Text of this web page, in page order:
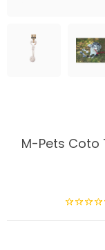
M-Pets Coto